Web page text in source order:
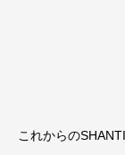
これからの